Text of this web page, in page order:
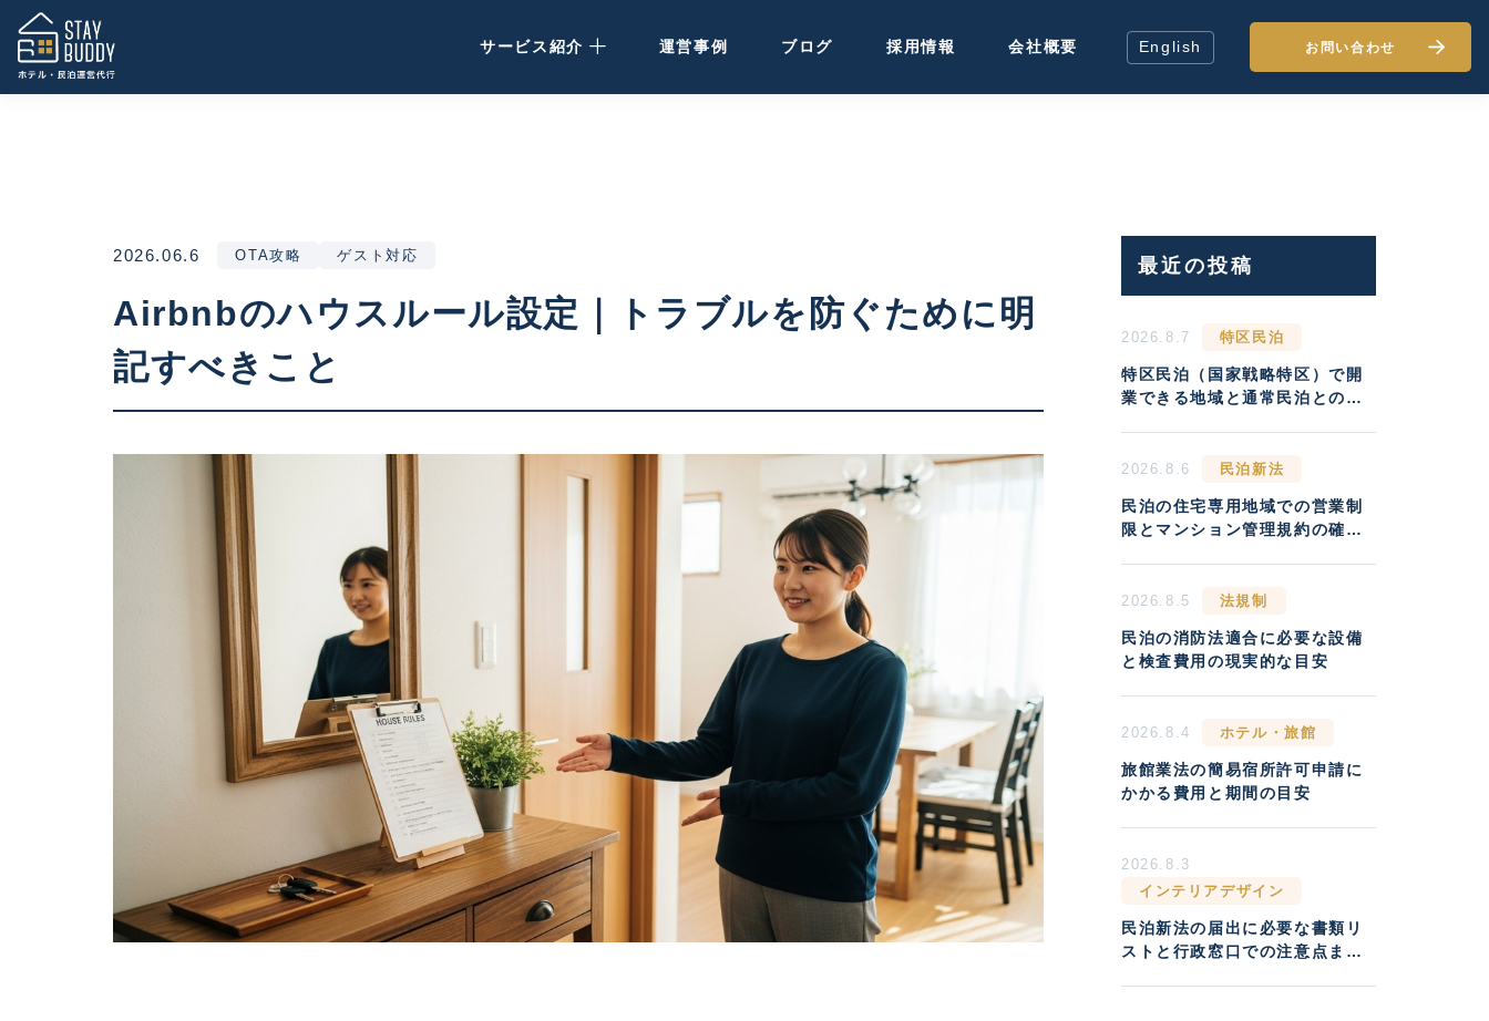
サービス紹介
民泊運営代行
空き家活用
運営事例 ブログ 採用情報 会社概要 English お問い合わせ
2026.06.6 OTA攻略 ゲスト対応
Airbnbのハウスルール設定｜トラブルを防ぐために明
記すべきこと
最近の投稿
2026.8.7 特区民泊
特区民泊（国家戦略特区）で開
業できる地域と通常民泊との収
2026.8.6 民泊新法
民泊の住宅専用地域での営業制
限とマンション管理規約の確認
2026.8.5 法規制
民泊の消防法適合に必要な設備
と検査費用の現実的な目安
2026.8.4 ホテル・旅館
旅館業法の簡易宿所許可申請に
かかる費用と期間の目安
2026.8.3
インテリアデザイン
民泊新法の届出に必要な書類リ
ストと行政窓口での注意点まと